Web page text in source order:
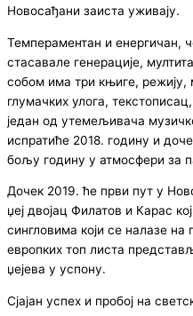
Новосађани заиста уживају.
Темпераментан и енергичан,
стасавале генерације,
собом има три књиге, режију,
глумачких улога,
један од утемељивача
испратиће 2018. годину и
бољу годину у атмосфери за
Дочек 2019. ће први пут у
џеј двојац Филатов и Карас
сингловима који се налазе
европких топ листа
џејева у успону.
Сјајан успех и пробој на